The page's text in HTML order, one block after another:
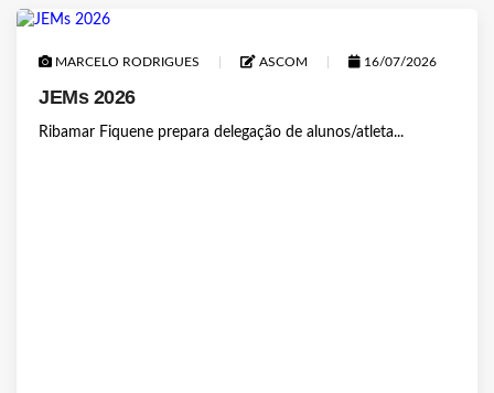
MARCELO RODRIGUES ASCOM 16/07/2026
JEMs 2026
Ribamar Fiquene prepara delegação de alunos/atleta...